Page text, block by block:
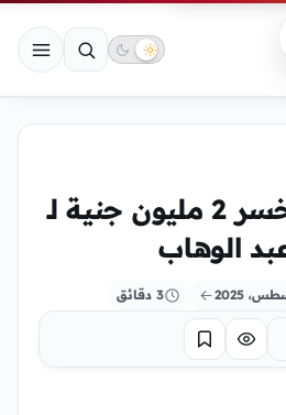
شركة روتانا تخسر 2 مليون جنية لـ
الوهاب
3 دقائق
تركيز حفظ